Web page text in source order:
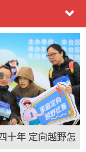
十年 定向越野怎